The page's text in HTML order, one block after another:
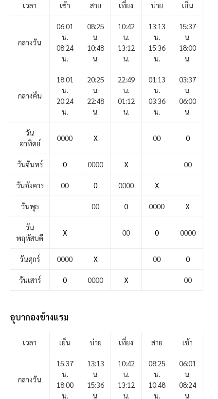
เวลา เช้า สาย เที่ยง บ่าย เย็น
กลางวัน
06:01
น.
08:24
น.
08:25
น.
10:48
น.
10:42
น.
13:12
น.
13:13
น.
15:36
น.
15:37
น.
18:00
น.
กลางคืน
18:01
น.
20:24
น.
20:25
น.
22:48
น.
22:49
น.
01:12
น.
01:13
น.
03:36
น.
03:37
น.
06:00
น.
วัน
อาทิตย์
0000 X 00 0
วันจันทร์ 0 0000 X 00
วันอังคาร 00 0 0000 X
วันพุธ 00 0 0000 X
วัน
พฤหัสบดี
X 00 0 0000
วันศุกร์ 0000 X 00 0
วันเสาร์ 0 0000 X 00
อุบากองข้างแรม
เวลา เย็น บ่าย เที่ยง สาย เช้า
กลางวัน
15:37
น.
18:00
น.
13:13
น.
15:36
น.
10:42
น.
13:12
น.
08:25
น.
10:48
น.
06:01
น.
08:24
น.